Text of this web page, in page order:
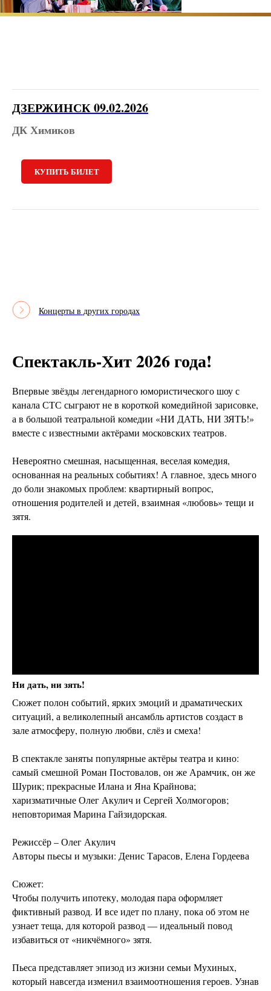
ДЗЕРЖИНСК 09.02.2026
ДК Химиков
КУПИТЬ БИЛЕТ
Концерты в других городах
Спектакль-Хит 2026 года!
Впервые звёзды легендарного юмористического шоу с
канала СТС сыграют не в короткой комедийной зарисовке,
а в большой театральной комедии «НИ ДАТЬ, НИ ЗЯТЬ!»
вместе с известными актёрами московских театров.
Невероятно смешная, насыщенная, веселая комедия,
основанная на реальных событиях! А главное, здесь много
до боли знакомых проблем: квартирный вопрос,
отношения родителей и детей, взаимная «любовь» тещи и
зятя.
Ни дать, ни зять!
Сюжет полон событий, ярких эмоций и драматических
ситуаций, а великолепный ансамбль артистов создаст в
зале атмосферу, полную любви, слёз и смеха!
В спектакле заняты популярные актёры театра и кино:
самый смешной Роман Постовалов, он же Арамчик, он же
Шурик; прекрасные Илана и Яна Крайнова;
харизматичные Олег Акулич и Сергей Холмогоров;
неповторимая Марина Гайзидорская.
Режиссёр – Олег Акулич
Авторы пьесы и музыки: Денис Тарасов, Елена Гордеева
Сюжет:
Чтобы получить ипотеку, молодая пара оформляет
фиктивный развод. И все идет по плану, пока об этом не
узнает теща, для которой развод — идеальный повод
избавиться от «никчёмного» зятя.
Пьеса представляет эпизод из жизни семьи Мухиных,
который навсегда изменил взаимоотношения героев. Узнав